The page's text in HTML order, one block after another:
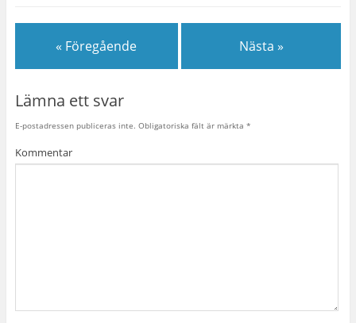
« Föregående Nästa »
Lämna ett svar
E-postadressen publiceras inte. Obligatoriska fält är märkta *
Kommentar